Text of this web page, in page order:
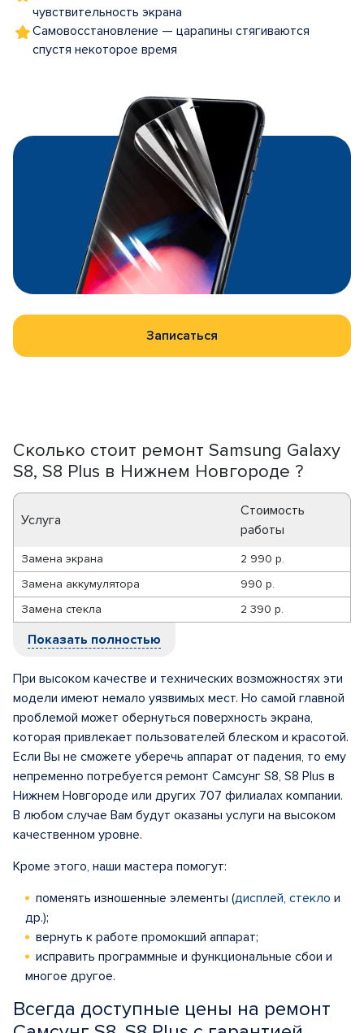
чувствительность экрана
Самовосстановление — царапины стягиваются
спустя некоторое время
Записаться
Сколько стоит ремонт Samsung Galaxy
S8, S8 Plus в Нижнем Новгороде ?
Услуга
Стоимость
работы
Замена экрана
2 990 р.
Замена аккумулятора
990 р.
Замена стекла
2 390 р.
Показать полностью
При высоком качестве и технических возможностях эти
модели имеют немало уязвимых мест. Но самой главной
проблемой может обернуться поверхность экрана,
которая привлекает пользователей блеском и красотой.
Если Вы не сможете уберечь аппарат от падения, то ему
непременно потребуется ремонт Самсунг S8, S8 Plus в
Нижнем Новгороде или других 707 филиалах компании.
В любом случае Вам будут оказаны услуги на высоком
качественном уровне.
Кроме этого, наши мастера помогут:
поменять изношенные элементы (дисплей, стекло и
др.);
вернуть к работе промокший аппарат;
исправить программные и функциональные сбои и
многое другое.
Всегда доступные цены на ремонт